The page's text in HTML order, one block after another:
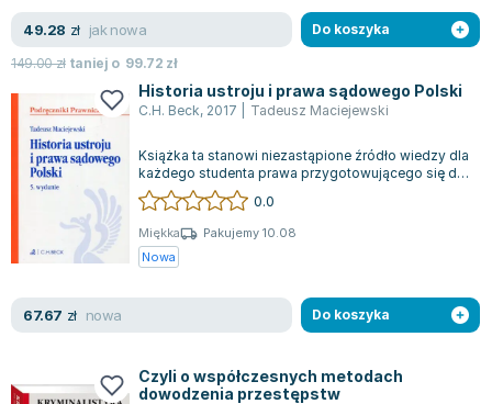
Joseph Murphy
Jan Sztaudynger
Aleksander Puszkin
Oscar Wilde
Małgorzata Ohme
Maddie Ziegler
Leszek Czarnecki
Joanna Racewicz
Maria Seweryn
Eric Helms
Anna Prus (oprac.)
Agnieszka Maciąg
49.28 zł jak nowa
149.00zł taniej o 99.72 zł
Do koszyka
Historia ustroju i prawa sądowego Polski
C.H. Beck, 2017 Tadeusz Maciejewski
Książka ta stanowi niezastąpione źródło wiedzy dla
każdego studenta prawa przygotowującego się do
egzaminów. Zawarto w niej szczeg...
0.0
Miękka
Pakujemy 10.08
Nowa
67.67 zł nowa Do koszyka
Czyli o współczesnych metodach
dowodzenia przestępstw